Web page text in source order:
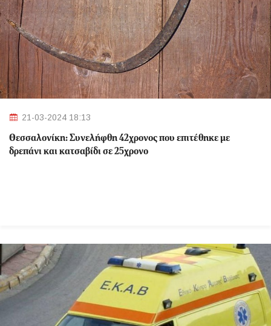
21-03-2024 18:13
Θεσσαλονίκη: Συνελήφθη 42χρονος που επιτέθηκε με
δρεπάνι και κατσαβίδι σε 25χρονο